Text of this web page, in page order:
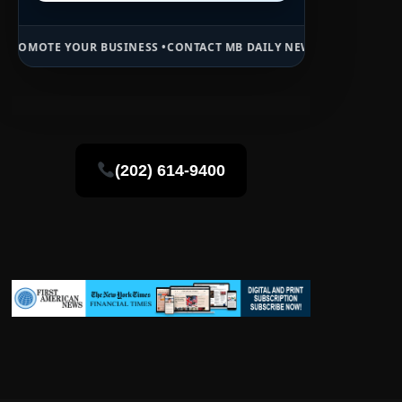
YOUR BUSINESS •CONTACT MB DAILY NEWS •ADVERTISE HERE •
(202) 614-9400